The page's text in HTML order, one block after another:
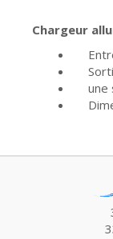
Chargeur
une